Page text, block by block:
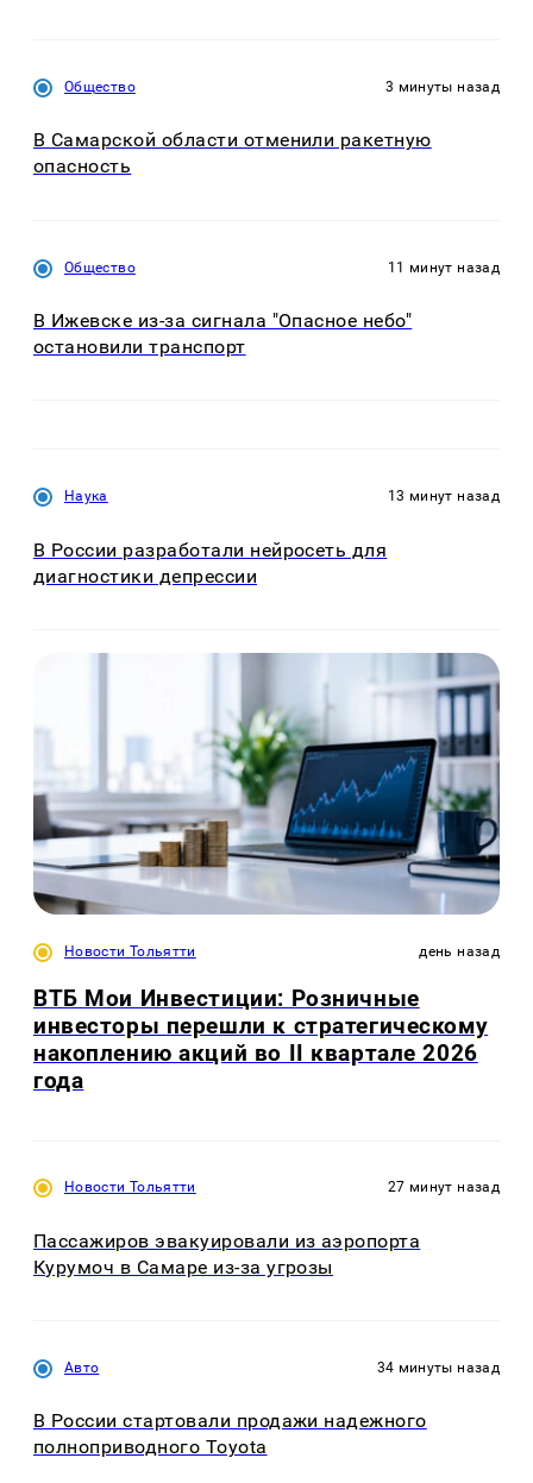
Общество 3 минуты назад
В Самарской области отменили ракетную
опасность
Общество 11 минут назад
В Ижевске из-за сигнала "Опасное небо"
остановили транспорт
Наука 13 минут назад
В России разработали нейросеть для
диагностики депрессии
Новости Тольятти день назад
ВТБ Мои Инвестиции: Розничные
инвесторы перешли к стратегическому
накоплению акций во II квартале 2026
года
Новости Тольятти 27 минут назад
Пассажиров эвакуировали из аэропорта
Курумоч в Самаре из-за угрозы
Авто 34 минуты назад
В России стартовали продажи надежного
полноприводного Toyota